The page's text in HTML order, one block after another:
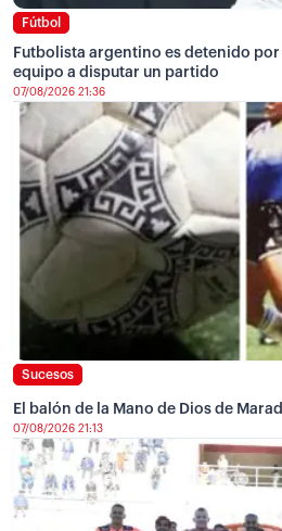
Fútbol
Futbolista argentino es detenido por
equipo a disputar un partido
07/08/2026 21:36
Sucesos
El balón de la Mano de Dios de
07/08/2026 21:13